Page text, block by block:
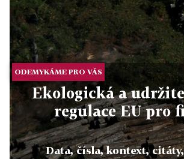
ODEMYKÁME PRO VÁS
Ekologická a
regulace EU pro
Data, čísla, kontext,